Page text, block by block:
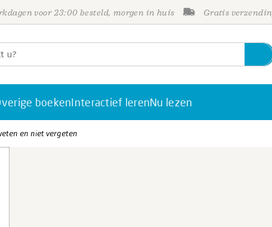
voor 23:00 besteld, morgen in huis Gratis
boekenInteractief lerenNu lezen
en niet vergeten